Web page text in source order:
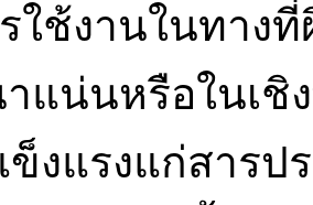
ใช้งานในทาง
แน่นหรือในเ
งแรงแก่สารป